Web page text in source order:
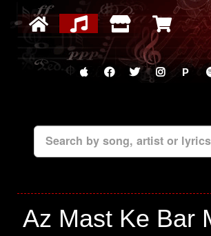
P
Search by song, artist or lyrics
Az Mast Ke Bar